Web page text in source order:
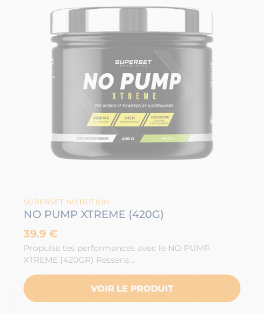
SUPERSET NUTRITION
NO PUMP XTREME (420G)
39.9 €
Propulse tes performances avec le NO PUMP
XTREME (420GR) Ressens…
VOIR LE PRODUIT